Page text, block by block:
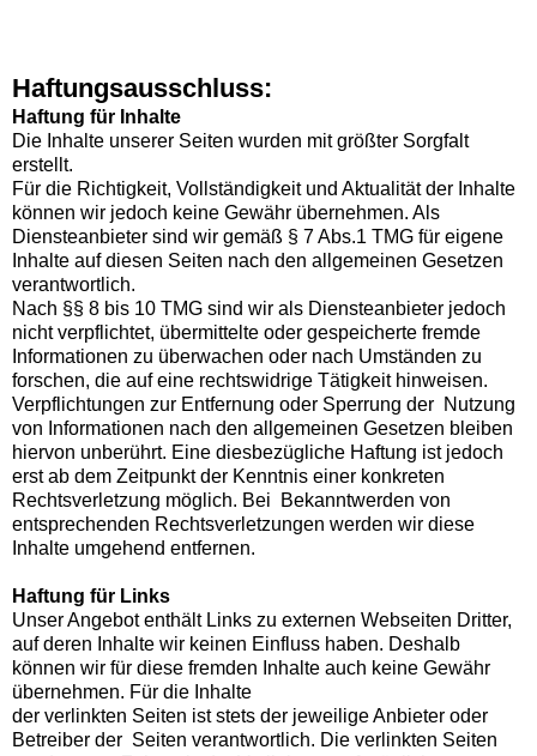
Haftungsausschluss:
Haftung für Inhalte
Die Inhalte unserer Seiten wurden mit größter Sorgfalt
erstellt.
Für die Richtigkeit, Vollständigkeit und Aktualität der Inhalte
können wir jedoch keine Gewähr übernehmen. Als
Diensteanbieter sind wir gemäß § 7 Abs.1 TMG für eigene
Inhalte auf diesen Seiten nach den allgemeinen Gesetzen
verantwortlich.
Nach §§ 8 bis 10 TMG sind wir als Diensteanbieter jedoch
nicht verpflichtet, übermittelte oder gespeicherte fremde
Informationen zu überwachen oder nach Umständen zu
forschen, die auf eine rechtswidrige Tätigkeit hinweisen.
Verpflichtungen zur Entfernung oder Sperrung der Nutzung
von Informationen nach den allgemeinen Gesetzen bleiben
hiervon unberührt. Eine diesbezügliche Haftung ist jedoch
erst ab dem Zeitpunkt der Kenntnis einer konkreten
Rechtsverletzung möglich. Bei Bekanntwerden von
entsprechenden Rechtsverletzungen werden wir diese
Inhalte umgehend entfernen.
Haftung für Links
Unser Angebot enthält Links zu externen Webseiten Dritter,
auf deren Inhalte wir keinen Einfluss haben. Deshalb
können wir für diese fremden Inhalte auch keine Gewähr
übernehmen. Für die Inhalte
der verlinkten Seiten ist stets der jeweilige Anbieter oder
Betreiber der Seiten verantwortlich. Die verlinkten Seiten